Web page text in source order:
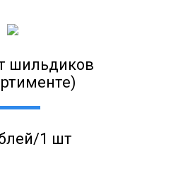
шильдиков
1 шт